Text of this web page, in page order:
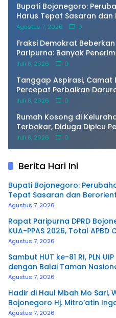
Bupati Bojonegoro:
Harus Tepat Sasaran
Masyarakat
Agustus 7, 2026 0
Fraksi Demokrat
Paripurna: Banyak
Ayam dan Kandangnya
Juli 8, 2026 0
Tanggap Aspirasi, Camat
Percepat Perbaikan
Agar Segera Aman Dilalui
Juli 8, 2026 0
Rumah Kosong di
Terbakar, Diduga Dipicu
Juli 8, 2026 0
Berita Hari Ini
Bupati Bojonegoro:
Tepat Sasaran dan
Agustus 7, 2026
Rapat Paripurna DPRD
KUA-PPAS 2026, Total APBD
Agustus 7, 2026
Sambut HUT ke-81 RI, PLN
dengan Balai Taman
Rencana Proyek SUTET 500
Agustus 7, 2026
Hadir di Haul Mbah Mo Sari,
Bojonegoro Hj. Mitro’atin
Pengalir Pahala
Agustus 7, 2026